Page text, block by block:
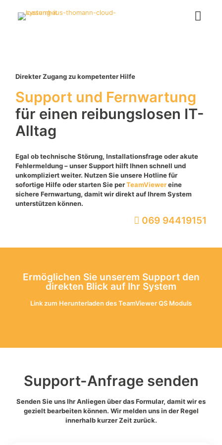
Direkter Zugang zu kompetenter Hilfe
Support und Fernwartung
für einen reibungslosen IT-
Alltag
Egal ob technische Störung, Installationsfrage oder akute
Fehlermeldung – unser Support hilft Ihnen schnell und
unkompliziert weiter. Nutzen Sie unsere Hotline für
sofortige Hilfe oder starten Sie perTeamViewereine
sichere Fernwartung, damit wir direkt auf Ihrem System
unterstützen können.
069 94419151
Ermöglichen Sie unserem Support den
direkten Blick auf Ihr System
Link zum Herunterladen des TeamViewer QS Moduls
Support-Anfrage senden
Senden Sie uns Ihr Anliegen über das Formular, damit wir es
gezielt bearbeiten können. Wir melden uns in der Regel
innerhalb kurzer Zeit zurück.